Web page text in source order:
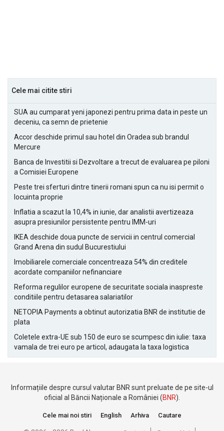
Cele mai citite stiri
SUA au cumparat yeni japonezi pentru prima data in peste un
deceniu, ca semn de prietenie
Accor deschide primul sau hotel din Oradea sub brandul
Mercure
Banca de Investitii si Dezvoltare a trecut de evaluarea pe piloni
a Comisiei Europene
Peste trei sferturi dintre tinerii romani spun ca nu isi permit o
locuinta proprie
Inflatia a scazut la 10,4% in iunie, dar analistii avertizeaza
asupra presiunilor persistente pentru IMM-uri
IKEA deschide doua puncte de servicii in centrul comercial
Grand Arena din sudul Bucurestiului
Imobiliarele comerciale concentreaza 54% din creditele
acordate companiilor nefinanciare
Reforma regulilor europene de securitate sociala inaspreste
conditiile pentru detasarea salariatilor
NETOPIA Payments a obtinut autorizatia BNR de institutie de
plata
Coletele extra-UE sub 150 de euro se scumpesc din iulie: taxa
vamala de trei euro pe articol, adaugata la taxa logistica
Informațiile despre cursul valutar BNR sunt preluate de pe site-ul
oficial al Băncii Naționale a României (BNR).
Cele mai noi stiri English Arhiva Cautare